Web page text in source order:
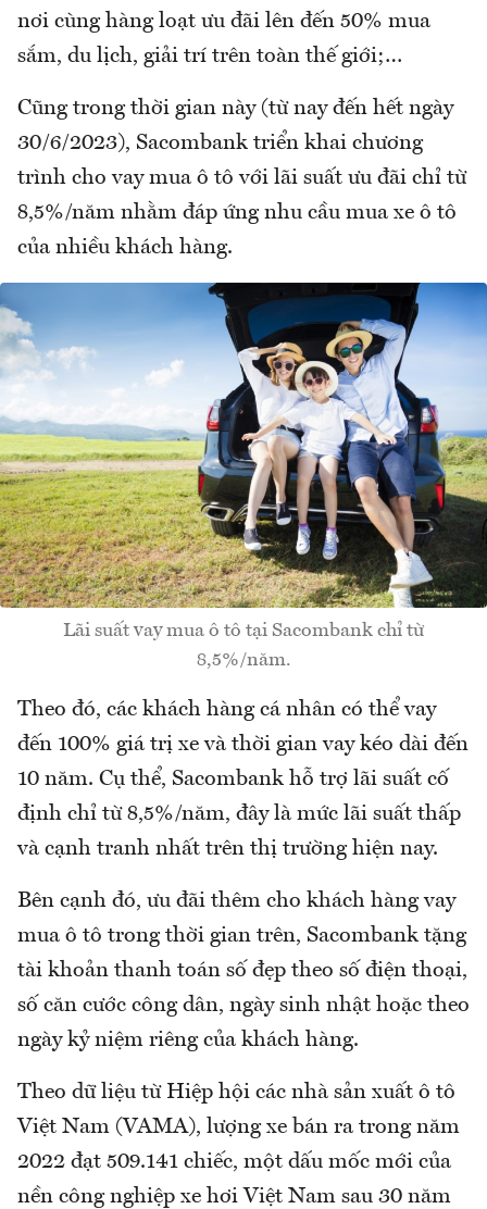
nơi cùng hàng loạt ưu đãi lên đến 50% mua
sắm, du lịch, giải trí trên toàn thế giới;…
Cũng trong thời gian này (từ nay đến hết ngày
30/6/2023), Sacombank triển khai chương
trình cho vay mua ô tô với lãi suất ưu đãi chỉ từ
8,5%/năm nhằm đáp ứng nhu cầu mua xe ô tô
của nhiều khách hàng.
Lãi suất vay mua ô tô tại Sacombank chỉ từ
8,5%/năm.
Theo đó, các khách hàng cá nhân có thể vay
đến 100% giá trị xe và thời gian vay kéo dài đến
10 năm. Cụ thể, Sacombank hỗ trợ lãi suất cố
định chỉ từ 8,5%/năm, đây là mức lãi suất thấp
và cạnh tranh nhất trên thị trường hiện nay.
Bên cạnh đó, ưu đãi thêm cho khách hàng vay
mua ô tô trong thời gian trên, Sacombank tặng
tài khoản thanh toán số đẹp theo số điện thoại,
số căn cước công dân, ngày sinh nhật hoặc theo
ngày kỷ niệm riêng của khách hàng.
Theo dữ liệu từ Hiệp hội các nhà sản xuất ô tô
Việt Nam (VAMA), lượng xe bán ra trong năm
2022 đạt 509.141 chiếc, một dấu mốc mới của
nền công nghiệp xe hơi Việt Nam sau 30 năm